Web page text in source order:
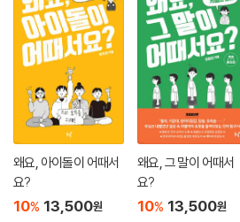
왜요, 아이돌이 어때서
요?
10% 13,500원
왜요, 그 말이 어때서
요?
10% 13,500원